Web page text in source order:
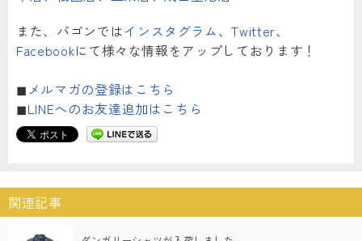
また、パゴンではインスタグラム、Twitter、
Facebookにて様々な情報をアップしております！
◼︎メルマガの登録はこちら
◼︎LINEへのお友達追加はこちら
関連記事